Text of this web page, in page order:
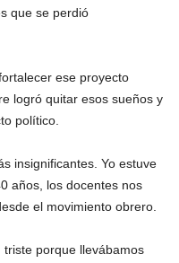
que se perdió
ese proyecto
logró quitar esos sueños y
político.
insignificantes. Yo estuve
años, los docentes nos
el movimiento obrero.
porque llevábamos